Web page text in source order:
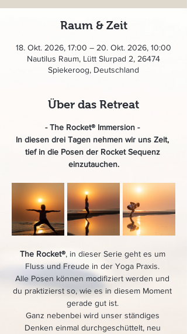
Raum & Zeit
18. Okt. 2026, 17:00 – 20. Okt. 2026, 10:00
Nautilus Raum, Lütt Slurpad 2, 26474
Spiekeroog, Deutschland
Über das Retreat
- The Rocket® Immersion -
In diesen drei Tagen nehmen wir uns Zeit,
tief in die Posen der Rocket Sequenz
einzutauchen.
The Rocket®, in dieser Serie geht es um
Fluss und Freude in der Yoga Praxis.
Alle Posen können modifiziert werden und
du praktizierst so, wie es in diesem Moment
gerade gut ist.
Ganz nebenbei wird unser ständiges
Denken einmal durchgeschüttelt, neu